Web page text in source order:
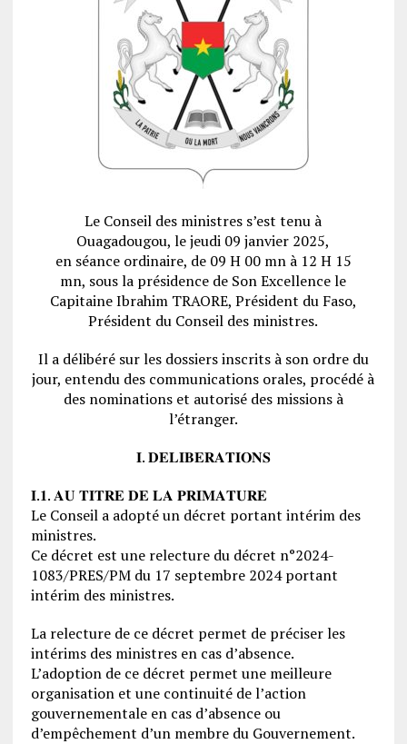
Le Conseil des ministres s’est tenu à
Ouagadougou, le jeudi 09 janvier 2025,
en séance ordinaire, de 09 H 00 mn à 12 H 15
mn, sous la présidence de Son Excellence le
Capitaine Ibrahim TRAORE, Président du Faso,
Président du Conseil des ministres.
Il a délibéré sur les dossiers inscrits à son ordre du
jour, entendu des communications orales, procédé à
des nominations et autorisé des missions à
l’étranger.
𝐈. 𝐃𝐄𝐋𝐈𝐁𝐄𝐑𝐀𝐓𝐈𝐎𝐍𝐒
𝐈.𝟏. 𝐀𝐔 𝐓𝐈𝐓𝐑𝐄 𝐃𝐄 𝐋𝐀 𝐏𝐑𝐈𝐌𝐀𝐓𝐔𝐑𝐄
Le Conseil a adopté un décret portant intérim des
ministres.
Ce décret est une relecture du décret n°2024-
1083/PRES/PM du 17 septembre 2024 portant
intérim des ministres.
La relecture de ce décret permet de préciser les
intérims des ministres en cas d’absence.
L’adoption de ce décret permet une meilleure
organisation et une continuité de l’action
gouvernementale en cas d’absence ou
d’empêchement d’un membre du Gouvernement.